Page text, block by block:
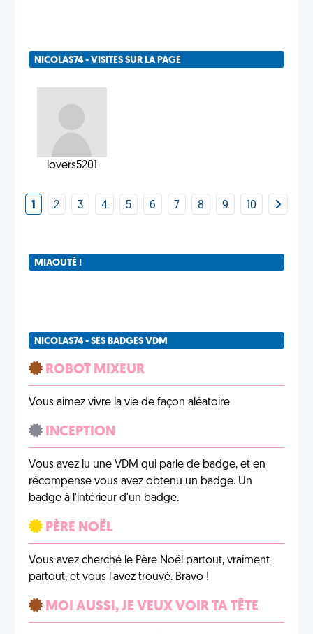
NICOLAS74 - VISITES SUR LA PAGE
lovers5201
1 2 3 4 5 6 7 8 9 10
MIAOUTÉ !
NICOLAS74 - SES BADGES VDM
ROBOT MIXEUR
Vous aimez vivre la vie de façon aléatoire
INCEPTION
Vous avez lu une VDM qui parle de badge, et en
récompense vous avez obtenu un badge. Un
badge à l'intérieur d'un badge.
PÈRE NOËL
Vous avez cherché le Père Noël partout, vraiment
partout, et vous l'avez trouvé. Bravo !
MOI AUSSI, JE VEUX VOIR TA TÊTE